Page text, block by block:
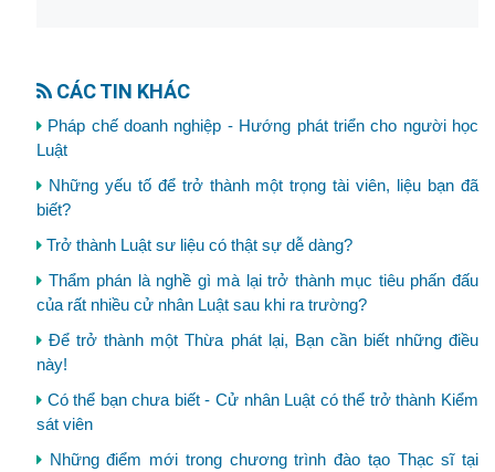
CÁC TIN KHÁC
Pháp chế doanh nghiệp - Hướng phát triển cho người học
Luật
Những yếu tố để trở thành một trọng tài viên, liệu bạn đã
biết?
Trở thành Luật sư liệu có thật sự dễ dàng?
Thẩm phán là nghề gì mà lại trở thành mục tiêu phấn đấu
của rất nhiều cử nhân Luật sau khi ra trường?
Để trở thành một Thừa phát lại, Bạn cần biết những điều
này!
Có thể bạn chưa biết - Cử nhân Luật có thể trở thành Kiểm
sát viên
Những điểm mới trong chương trình đào tạo Thạc sĩ tại